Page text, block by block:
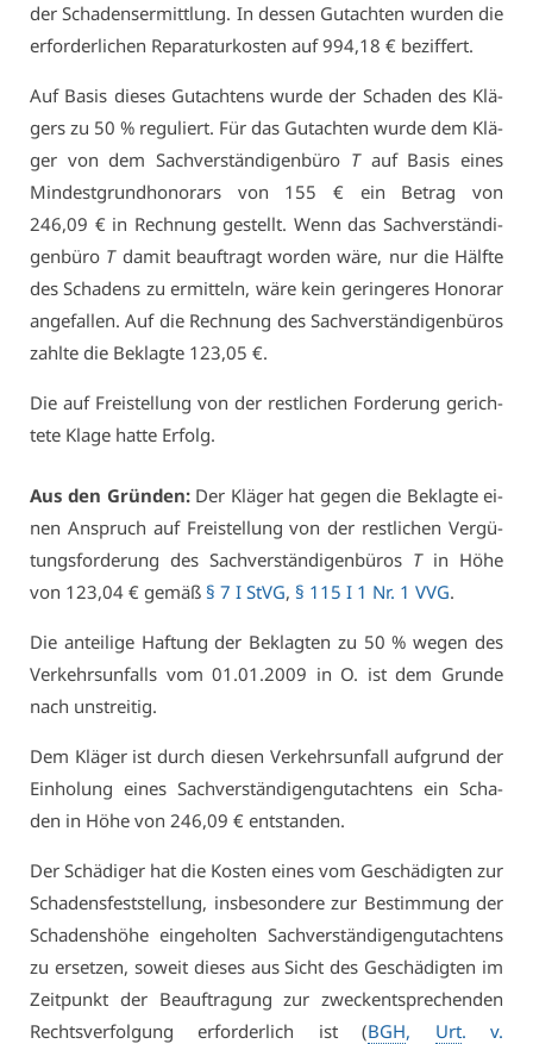
der Scha­den­ser­mitt­lung. In des­sen Gut­ach­ten wur­den die
er­for­der­li­chen Re­pa­ra­tur­kos­ten auf 994,18 € be­zif­fert.
Auf Ba­sis die­ses Gut­ach­tens wur­de der Scha­den des Klä­
gers zu 50 % re­gu­liert. Für das Gut­ach­ten wur­de dem Klä­
ger von dem Sach­ver­stän­di­gen­bü­ro Tauf Ba­sis ei­nes
Min­dest­grund­ho­no­rars von 155 € ein Be­trag von
246,09 € in Rech­nung ge­stellt. Wenn das Sach­ver­stän­di­
gen­bü­ro Tda­mit be­auf­tragt wor­den wä­re, nur die Hälf­te
des Scha­dens zu er­mit­teln, wä­re kein ge­rin­ge­res Ho­no­rar
an­ge­fal­len. Auf die Rech­nung des Sach­ver­stän­di­gen­bü­ros
zahl­te die Be­klag­te 123,05 €.
Die auf Frei­stel­lung von der rest­li­chen For­de­rung ge­rich­
te­te Kla­ge hat­te Er­folg.
Aus den Grün­den:Der Klä­ger hat ge­gen die Be­klag­te ei­
nen An­spruch auf Frei­stel­lung von der rest­li­chen Ver­gü­
tungs­for­de­rung des Sach­ver­stän­di­gen­bü­ros Tin Hö­he
von 123,04 € ge­mäß § 7 I StVG, § 115 I 1 Nr. 1 VVG.
Die an­tei­li­ge Haf­tung der Be­klag­ten zu 50 % we­gen des
Ver­kehrs­un­falls vom 01.01.2009 in O. ist dem Grun­de
nach un­strei­tig.
Dem Klä­ger ist durch die­sen Ver­kehrs­un­fall auf­grund der
Ein­ho­lung ei­nes Sach­ver­stän­di­gen­gut­ach­tens ein Scha­
den in Hö­he von 246,09 € ent­stan­den.
Der Schä­di­ger hat die Kos­ten ei­nes vom Ge­schä­dig­ten zur
Scha­dens­fest­stel­lung, ins­be­son­de­re zur Be­stim­mung der
Scha­dens­hö­he ein­ge­hol­ten Sach­ver­stän­di­gen­gut­ach­tens
zu er­set­zen, so­weit die­ses aus Sicht des Ge­schä­dig­ten im
Zeit­punkt der Be­auf­tra­gung zur zweck­ent­spre­chen­den
Rechts­ver­fol­gung er­for­der­lich ist (BGH, Urt. v.